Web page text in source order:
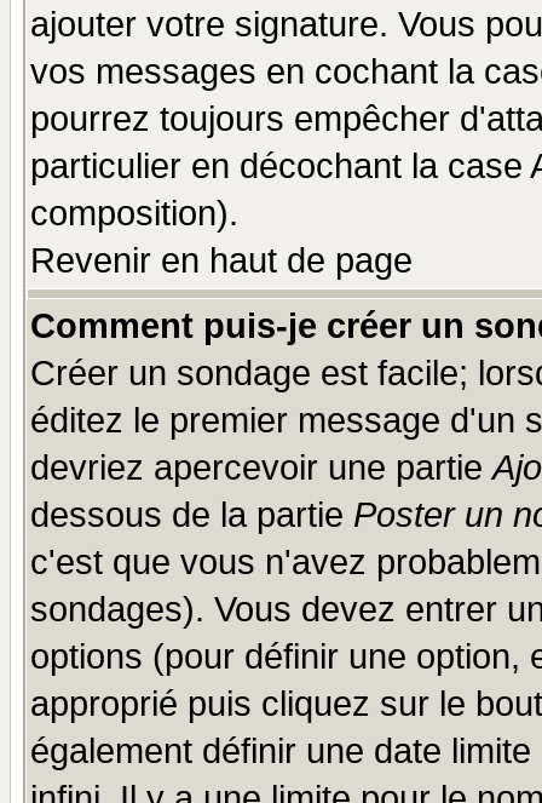
ajouter votre signature. Vous
vos messages en cochant la
pourrez toujours empêcher
particulier en décochant la
composition).
Revenir en haut de page
Comment puis-je créer un
Créer un sondage est facile;
éditez le premier message d'un
devriez apercevoir une partie
dessous de la partie Poster un
c'est que vous n'avez
sondages). Vous devez entrer
options (pour définir une option,
approprié puis cliquez sur le
également définir une date